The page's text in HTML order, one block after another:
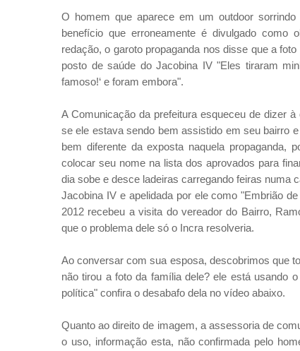
O homem que aparece em um outdoor
benefício que erroneamente é divulgado como
redação, o garoto propaganda nos disse que a
posto de saúde do Jacobina IV "Eles tiraram
famoso!‘ e foram embora".
A Comunicação da prefeitura esqueceu de dizer
se ele estava sendo bem assistido em seu bairro
bem diferente da exposta naquela propaganda,
colocar seu nome na lista dos aprovados para
dia sobe e desce ladeiras carregando feiras numa
Jacobina IV e apelidada por ele como "Embrião
2012 recebeu a visita do vereador do Bairro,
que o problema dele só o Incra resolveria.
Ao conversar com sua esposa, descobrimos que
não tirou a foto da família dele? ele está usando
política" confira o desabafo dela no vídeo abaixo.
Quanto ao direito de imagem, a assessoria de
o uso, informação esta, não confirmada pelo